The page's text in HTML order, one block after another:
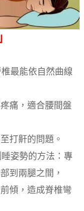
最能依自然曲線
痛，適合腰間盤
打鼾的問題。
姿勢的方法：專
到兩腿之間，
傾，造成脊椎彎